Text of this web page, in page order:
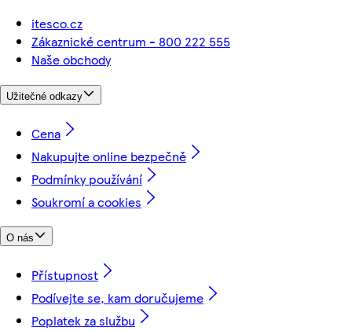
itesco.cz
Zákaznické centrum - 800 222 555
Naše obchody
Užitečné odkazy
Cena
Nakupujte online bezpečně
Podmínky používání
Soukromí a cookies
O nás
Přístupnost
Podívejte se, kam doručujeme
Poplatek za službu